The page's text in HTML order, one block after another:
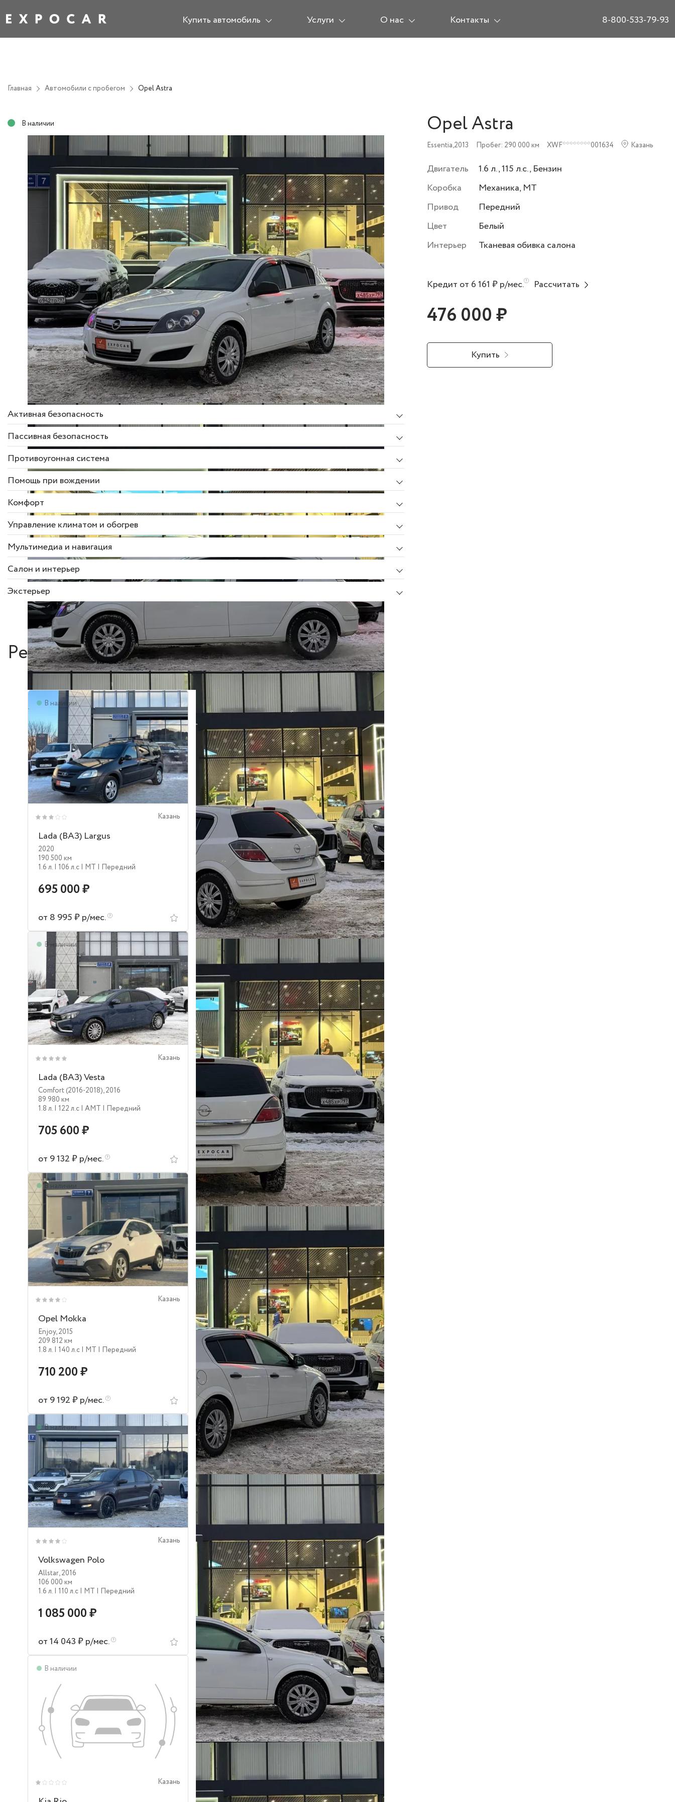
Купить автомобиль Услуги О нас Контакты 8-800-533-79-93
Главная Автомобили с пробегом Opel Astra
В наличии
Описание комплектации Об автомобиле
Активная безопасность
Пассивная безопасность
Противоугонная система
Помощь при вождении
Комфорт
Управление климатом и обогрев
Мультимедиа и навигация
Салон и интерьер
Экстерьер
Opel Astra
Essentia,2013 Пробег: 290 000 км XWF********001634 Казань
Двигатель
1.6 л., 115 л.с., Бензин
Коробка
Механика, MT
Привод
Передний
Цвет
Белый
Интерьер
Тканевая обивка салона
Кредит от 6 161 ₽ р/мес. Рассчитать
476 000 ₽
Купить
Рекомендуем
В наличии
Казань
Lada (ВАЗ) Largus
2020
190 500 км
1.6 л. | 106 л.c | MT | Передний
695 000 ₽
от 8 995 ₽ р/мес.
В наличии
Казань
Lada (ВАЗ) Vesta
Comfort (2016-2018),2016
89 980 км
1.8 л. | 122 л.c | AMT | Передний
705 600 ₽
от 9 132 ₽ р/мес.
В наличии
Казань
Opel Mokka
Enjoy,2015
209 812 км
1.8 л. | 140 л.c | MT | Передний
710 200 ₽
от 9 192 ₽ р/мес.
В наличии
Казань
Volkswagen Polo
Allstar,2016
106 000 км
1.6 л. | 110 л.c | MT | Передний
1 085 000 ₽
от 14 043 ₽ р/мес.
В наличии
Казань